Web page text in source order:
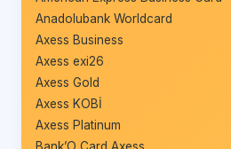
Anadolubank Worldcard
Axess Business
Axess exi26
Axess Gold
Axess KOBİ
Axess Platinum
Bank’O Card Axess